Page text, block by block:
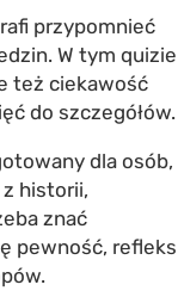
przypomnieć
W tym quizie
też ciekawość
do szczegółów.
dla osób,
historii,
znać
pewność, refleks